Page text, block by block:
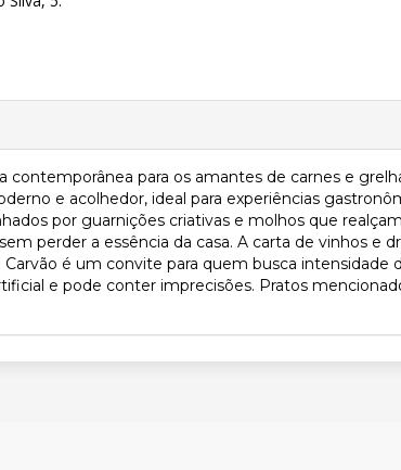
para os amantes de carnes e
e acolhedor, ideal para experiências
por guarnições criativas e molhos que
perder a essência da casa. A carta de vinhos e
é um convite para quem busca intensidade
e pode conter imprecisões. Pratos